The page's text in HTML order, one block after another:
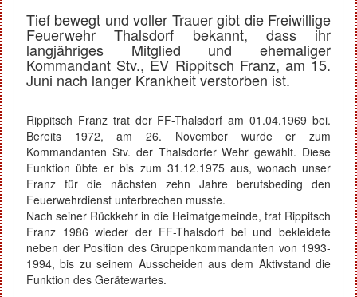
Tief bewegt und voller Trauer gibt die Freiwillige
Feuerwehr Thalsdorf bekannt, dass ihr
langjähriges Mitglied und ehemaliger
Kommandant Stv., EV Rippitsch Franz, am 15.
Juni nach langer Krankheit verstorben ist.
Rippitsch Franz trat der FF-Thalsdorf am 01.04.1969 bei.
Bereits 1972, am 26. November wurde er zum
Kommandanten Stv. der Thalsdorfer Wehr gewählt. Diese
Funktion übte er bis zum 31.12.1975 aus, wonach unser
Franz für die nächsten zehn Jahre berufsbeding den
Feuerwehrdienst unterbrechen musste.
Nach seiner Rückkehr in die Heimatgemeinde, trat Rippitsch
Franz 1986 wieder der FF-Thalsdorf bei und bekleidete
neben der Position des Gruppenkommandanten von 1993-
1994, bis zu seinem Ausscheiden aus dem Aktivstand die
Funktion des Gerätewartes.